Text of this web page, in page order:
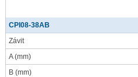
CPI08-38AB
Závit
A(mm)
B (mm)